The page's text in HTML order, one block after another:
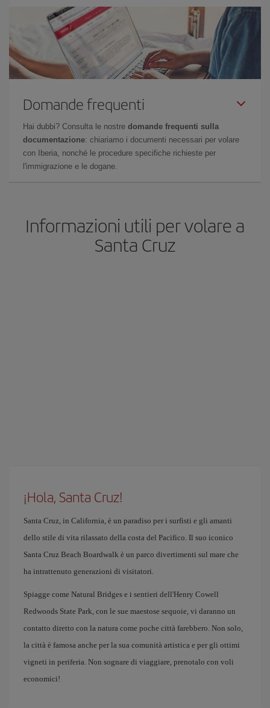
Domande frequenti
Hai dubbi? Consulta le nostre domande frequenti sulla
documentazione: chiariamo i documenti necessari per volare
con Iberia, nonché le procedure specifiche richieste per
l'immigrazione e le dogane.
Informazioni utili per volare a
Santa Cruz
¡Hola, Santa Cruz!
Santa Cruz, in California, è un paradiso per i surfisti e gli amanti
dello stile di vita rilassato della costa del Pacifico. Il suo iconico
Santa Cruz Beach Boardwalk è un parco divertimenti sul mare che
ha intrattenuto generazioni di visitatori.
Spiagge come Natural Bridges e i sentieri dell'Henry Cowell
Redwoods State Park, con le sue maestose sequoie, vi daranno un
contatto diretto con la natura come poche città farebbero. Non solo,
la città è famosa anche per la sua comunità artistica e per gli ottimi
vigneti in periferia. Non sognare di viaggiare, prenotalo con voli
economici!